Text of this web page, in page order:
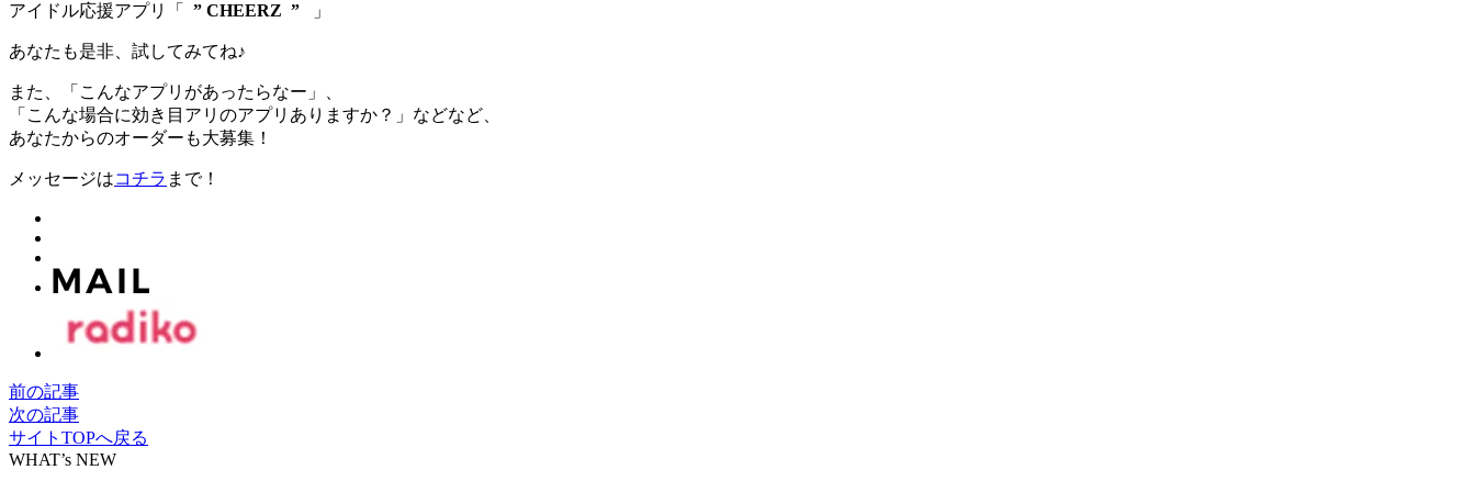
アイドル応援アプリ 「 ” CHEERZ ” 」
あなたも是非、試してみてね♪
また、「こんなアプリがあったらなー」、
「こんな場合に効き目アリのアプリありますか？」などなど、
あなたからのオーダーも大募集！
メッセージはコチラ まで！
前の記事
次の記事
サイトTOPへ戻る
WHAT’s NEW